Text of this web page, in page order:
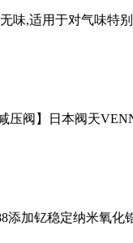
味,适用于对气味特
阀】日本阀天
添加钇稳定纳米氧